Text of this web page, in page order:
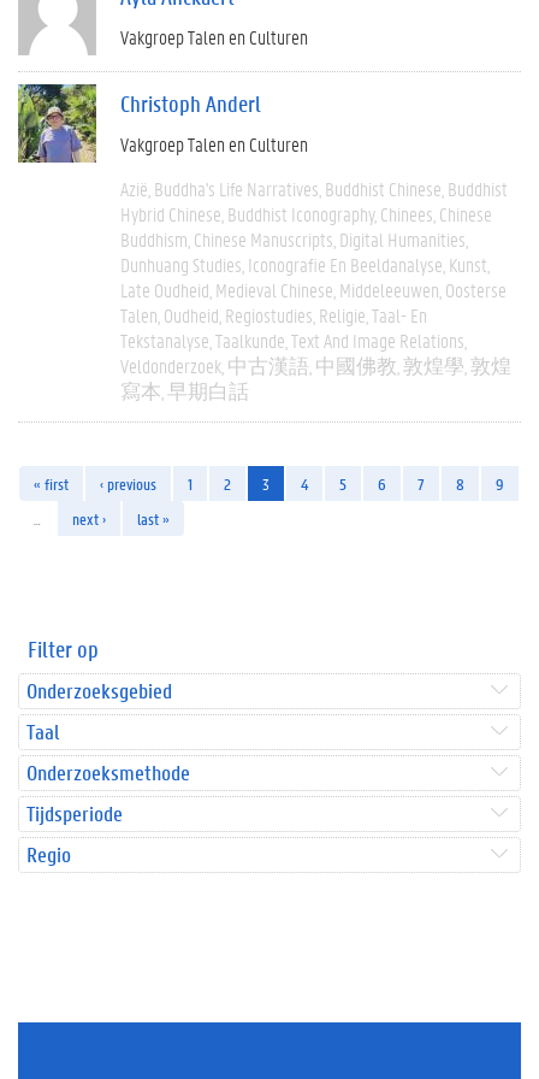
Vakgroep Talen en Culturen
Christoph Anderl
Vakgroep Talen en Culturen
Azië Buddha's Life Narratives Buddhist Chinese Buddhist
Hybrid Chinese Buddhist Iconography Chinees Chinese
Buddhism Chinese Manuscripts Digital Humanities
Dunhuang Studies Iconografie En Beeldanalyse Kunst
Late Oudheid Medieval Chinese Middeleeuwen Oosterse
Talen Oudheid Regiostudies Religie Taal- En
Tekstanalyse Taalkunde Text And Image Relations
Veldonderzoek 中古漢語 中國佛教 敦煌學 敦煌
寫本 早期白話
« first ‹ previous 1 2 3 4 5 6 7 8
9
next › last »
Filter op
Onderzoeksgebied
Taal
Onderzoeksmethode
Tijdsperiode
Regio